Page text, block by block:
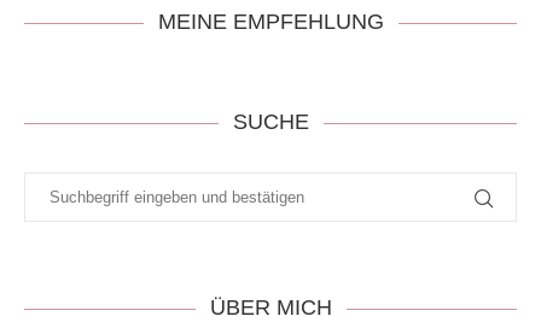
MEINE EMPFEHLUNG
SUCHE
ÜBER MICH